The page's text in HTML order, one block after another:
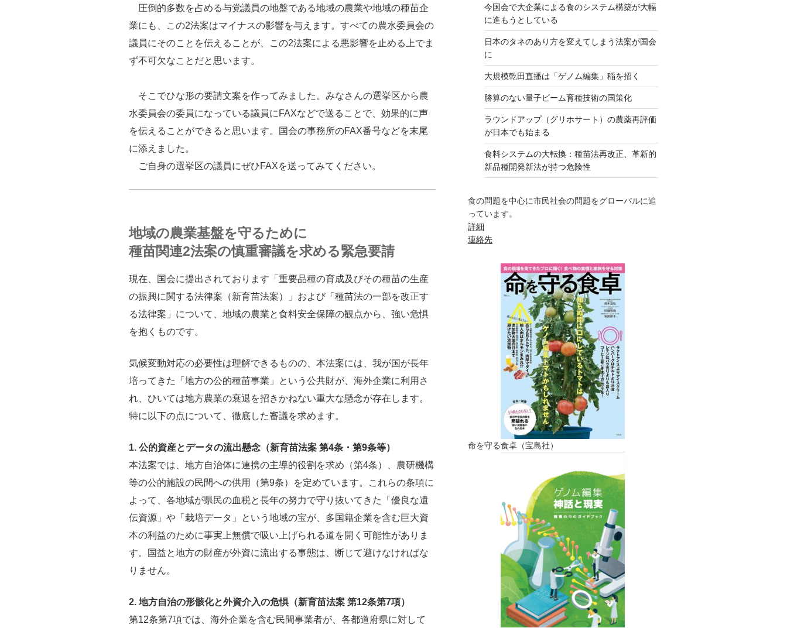
委
員
会
意
見
圧倒的多数を占める与党議員の地盤である地域の農業や地域の種苗企
業にも、この2法案はマイナスの影響を与えます。すべての農水委員会の
議員にそのことを伝えることが、この2法案による悪影響を止める上でま
ず不可欠なことだと思います。
そこでひな形の要請文案を作ってみました。みなさんの選挙区から農
水委員会の委員になっている議員にFAXなどで送ることで、効果的に声
を伝えることができると思います。国会の事務所のFAX番号などを末尾
に添えました。
ご自身の選挙区の議員にぜひFAXを送ってみてください。
地域の農業基盤を守るために
種苗関連2法案の慎重審議を求める緊急要請
現在、国会に提出されております「重要品種の育成及びその種苗の生産
の振興に関する法律案（新育苗法案）」および「種苗法の一部を改正す
る法律案」について、地域の農業と食料安全保障の観点から、強い危惧
を抱くものです。
気候変動対応の必要性は理解できるものの、本法案には、我が国が長年
培ってきた「地方の公的種苗事業」という公共財が、海外企業に利用さ
れ、ひいては地方農業の衰退を招きかねない重大な懸念が存在します。
特に以下の点について、徹底した審議を求めます。
1. 公的資産とデータの流出懸念（新育苗法案 第4条・第9条等）
本法案では、地方自治体に連携の主導的役割を求め（第4条）、農研機構
等の公的施設の民間への供用（第9条）を定めています。これらの条項に
よって、各地域が県民の血税と長年の努力で守り抜いてきた「優良な遺
伝資源」や「栽培データ」という地域の宝が、多国籍企業を含む巨大資
本の利益のために事実上無償で吸い上げられる道を開く可能性がありま
す。国益と地方の財産が外資に流出する事態は、断じて避けなければな
りません。
2. 地方自治の形骸化と外資介入の危惧（新育苗法案 第12条第7項）
第12条第7項では、海外企業を含む民間事業者が、各都道府県に対して
今国会で大企業による食のシステム構築が大幅
に進もうとしている
日本のタネのあり方を変えてしまう法案が国会
に
大規模乾田直播は「ゲノム編集」稲を招く
勝算のない量子ビーム育種技術の国策化
ラウンドアップ（グリホサート）の農薬再評価
が日本でも始まる
食料システムの大転換：種苗法再改正、革新的
新品種開発新法が持つ危険性
食の問題を中心に市民社会の問題をグローバルに追
っています。
詳細
連絡先
命を守る食卓（宝島社）